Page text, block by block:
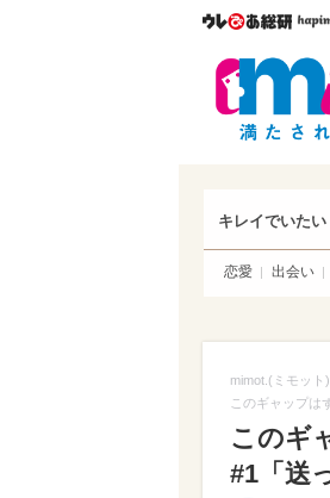
ウ
キレイでいたい
恋愛 出会い
mimot.(ミモット)
このギャップは
このギ
#1「送